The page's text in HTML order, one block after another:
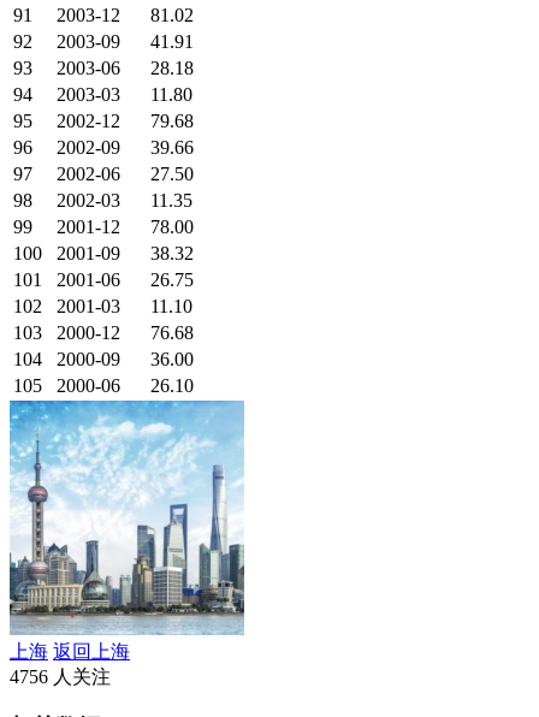
91
2003-12
81.02
92
2003-09
41.91
93
2003-06
28.18
94
2003-03
11.80
95
2002-12
79.68
96
2002-09
39.66
97
2002-06
27.50
98
2002-03
11.35
99
2001-12
78.00
100
2001-09
38.32
101
2001-06
26.75
102
2001-03
11.10
103
2000-12
76.68
104
2000-09
36.00
105
2000-06 26.10
上海 返回上海
4756 人关注